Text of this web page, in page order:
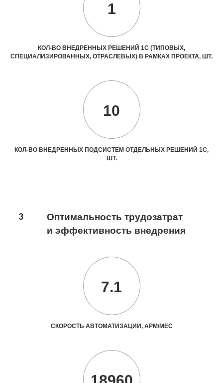
1
КОЛ-ВО ВНЕДРЕННЫХ РЕШЕНИЙ 1С (ТИПОВЫХ,
СПЕЦИАЛИЗИРОВАННЫХ, ОТРАСЛЕВЫХ) В РАМКАХ ПРОЕКТА, ШТ.
10
КОЛ-ВО ВНЕДРЕННЫХ ПОДСИСТЕМ ОТДЕЛЬНЫХ РЕШЕНИЙ 1С,
ШТ.
3
Оптимальность трудозатрат
и эффективность внедрения
7.1
СКОРОСТЬ АВТОМАТИЗАЦИИ, АРМ/МЕС